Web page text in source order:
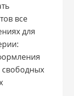
все
для
свободных